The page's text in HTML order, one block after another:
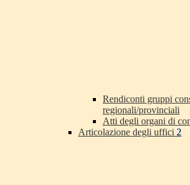
Rendiconti gruppi
regionali/provinciali
Atti degli organi di
Articolazione degli uffici 2